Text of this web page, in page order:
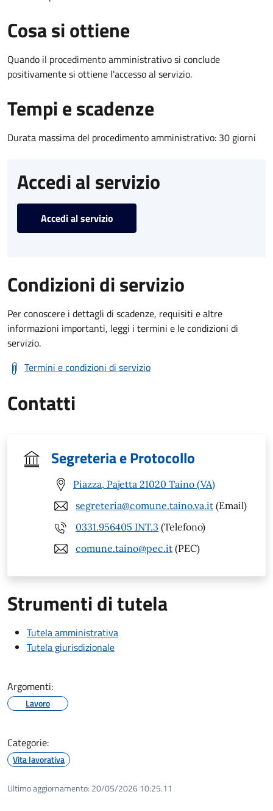
Cosa si ottiene
Quando il procedimento amministrativo si conclude
positivamente si ottiene l'accesso al servizio.
Tempi e scadenze
Durata massima del procedimento amministrativo: 30 giorni
Accedi al servizio
Accedi al servizio
Condizioni di servizio
Per conoscere i dettagli di scadenze, requisiti e altre
informazioni importanti, leggi i termini e le condizioni di
servizio.
Termini e condizioni di servizio
Contatti
Segreteria e Protocollo
Piazza, Pajetta 21020 Taino (VA)
segreteria@comune.taino.va.it (Email)
0331.956405 INT.3 (Telefono)
comune.taino@pec.it (PEC)
Strumenti di tutela
Tutela amministrativa
Tutela giurisdizionale
Argomenti:
Lavoro
Categorie:
Vita lavorativa
Ultimo aggiornamento: 20/05/2026 10:25.11